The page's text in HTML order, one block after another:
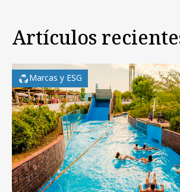
Artículos
Marcas y ESG